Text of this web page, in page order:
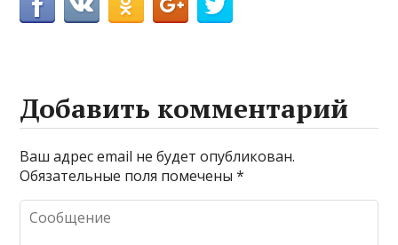
Добавить комментарий
Ваш адрес email не будет опубликован.
Обязательные поля помечены*